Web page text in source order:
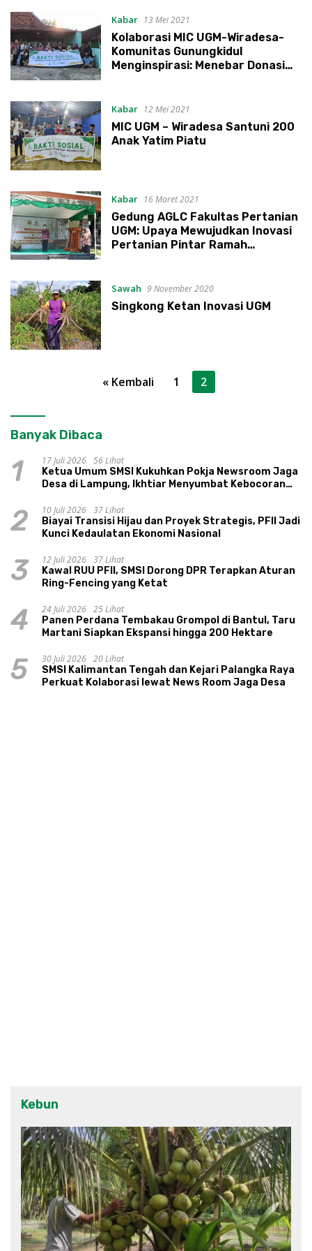
Kabar 13 Mei 2021
Kolaborasi MIC UGM-Wiradesa-
Komunitas Gunungkidul
Menginspirasi: Menebar Donasi
Kabar 12 Mei 2021
MIC UGM – Wiradesa Santuni 200
Anak Yatim Piatu
Kabar 16 Maret 2021
Gedung AGLC Fakultas Pertanian
UGM: Upaya Mewujudkan Inovasi
Pertanian Pintar Ramah
Sawah 9 November 2020
Singkong Ketan Inovasi UGM
« Kembali 1 2
Banyak Dibaca
1 17 Juli 2026 56 Lihat
Ketua Umum SMSI Kukuhkan Pokja Newsroom Jaga
Desa di Lampung, Ikhtiar Menyumbat Kebocoran
2 10 Juli 2026 37 Lihat
Biayai Transisi Hijau dan Proyek Strategis, PFII Jadi
Kunci Kedaulatan Ekonomi Nasional
3 12 Juli 2026 37 Lihat
Kawal RUU PFII, SMSI Dorong DPR Terapkan Aturan
Ring-Fencing yang Ketat
4 24 Juli 2026 25 Lihat
Panen Perdana Tembakau Grompol di Bantul, Taru
Martani Siapkan Ekspansi hingga 200 Hektare
5 30 Juli 2026 20 Lihat
SMSI Kalimantan Tengah dan Kejari Palangka Raya
Perkuat Kolaborasi lewat News Room Jaga Desa
Kebun